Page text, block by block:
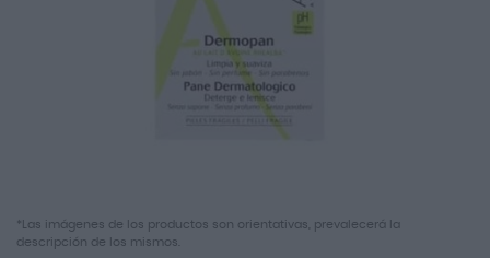
Saltar
al
*Las imágenes de los productos son orientativas, prevalecerá la
descripción de los mismos.